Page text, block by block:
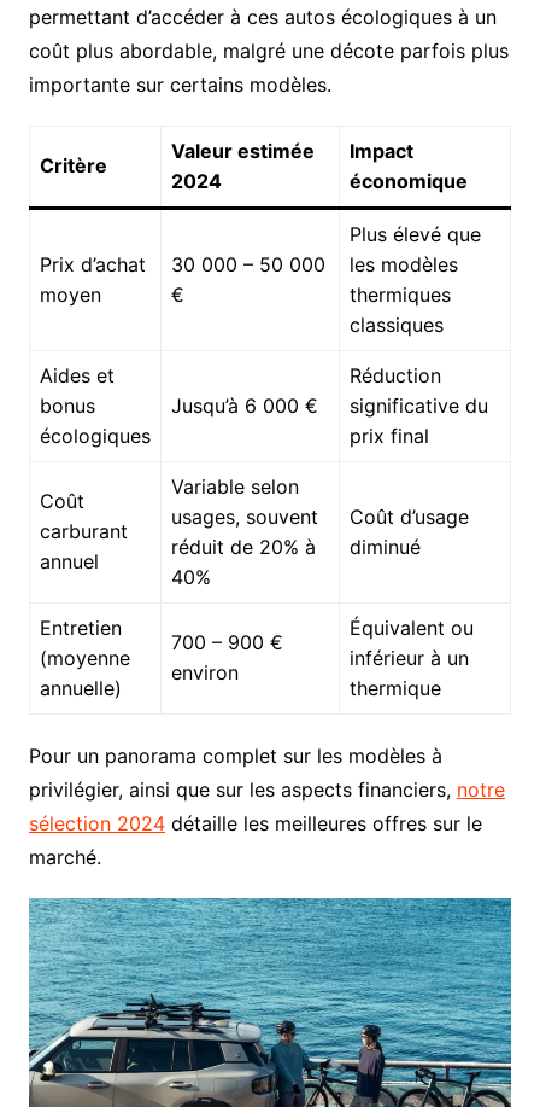
permettant d’accéder à ces autos écologiques à un
coût plus abordable, malgré une décote parfois plus
importante sur certains modèles.
Critère
Valeur estimée
2024
Impact
économique
Prix d’achat
moyen
30 000 – 50 000
€
Plus élevé que
les modèles
thermiques
classiques
Aides et
bonus
écologiques
Jusqu’à 6 000 €
Réduction
significative du
prix final
Coût
carburant
annuel
Variable selon
usages, souvent
réduit de 20% à
40%
Coût d’usage
diminué
Entretien
(moyenne
annuelle)
700 – 900 €
environ
Équivalent ou
inférieur à un
thermique
Pour un panorama complet sur les modèles à
privilégier, ainsi que sur les aspects financiers, notre
sélection 2024détaille les meilleures offres sur le
marché.